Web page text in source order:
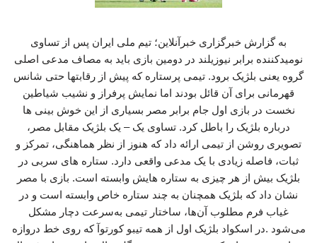
به گزارش خبرگزاری خبرآنلاین؛ تیم ملی ایران پس از تساوی
نومیدکننده برابر نیوزیلند در دومین بازی باید به مصاف مدعی اصلی
گروه یعنی بلژیک برود. تیمی پرستاره که پیش از رقابتها حتی شانس
قهرمانی برای آن قائل بودند اما نمایش پرفراز و نشیب شیاطین
نخست در بازی اول جام برابر مصر بسیاری از این خوش بینی ها
درباره بلژیک را باطل کرد. تساوی یک – یک بلژیک مقابل مصر،
تصویری روشن از تیمی ارائه داد که هنوز از نظر هماهنگی، تمرکز و
ثبات، فاصله زیادی با یک مدعی واقعی دارد. ستاره های سربی در
بلژیک بیش از هر چیزی به ستاره هایش وابسته است. بازی با مصر
نشان داد که بلژیک همچنان به چند ستاره خاص وابسته است و در
غیاب فرم مطلوب آن‌ها، ساختار تیمی به‌سرعت دچار مشکل
می‌شود .در اسکواد بلژیک اول از همه تیبو کورتوآ که روی خط دروازه